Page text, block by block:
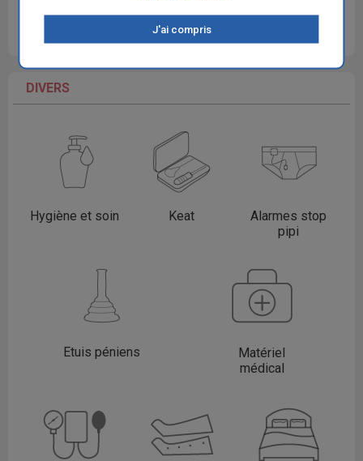
nuit
divers
incontinence
DIVERS
Hygiène et soin Keat
Alarmes stop
pipi
Etuis péniens
Matériel
médical
J'ai compris